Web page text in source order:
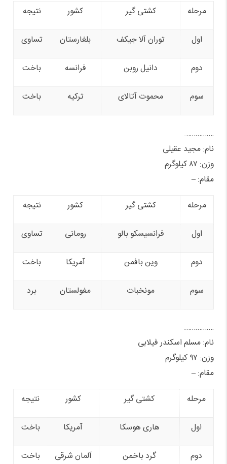
مرحله کشتی گیر کشور نتیجه
اول توران آلا جیکف بلغارستان تساوی
دوم دانیل روبن فرانسه باخت
سوم محموت آتالای ترکیه باخت
…………….
نام: مجید عقیلی
وزن: ۸۷ کیلوگرم
مقام: –
مرحله
کشتی گیر کشور نتیجه
اول فرانسیسکو بالو رومانی تساوی
دوم وین بافمن آمریکا باخت
سوم مونخبات مغولستان برد
…………….
نام: مسلم اسکندر فیلابی
وزن: ۹۷ کیلوگرم
مقام: –
مرحله
کشتی گیر کشور نتیجه
اول هاری هوسکا آمریکا باخت
دوم گرد باخمن آلمان شرقی باخت